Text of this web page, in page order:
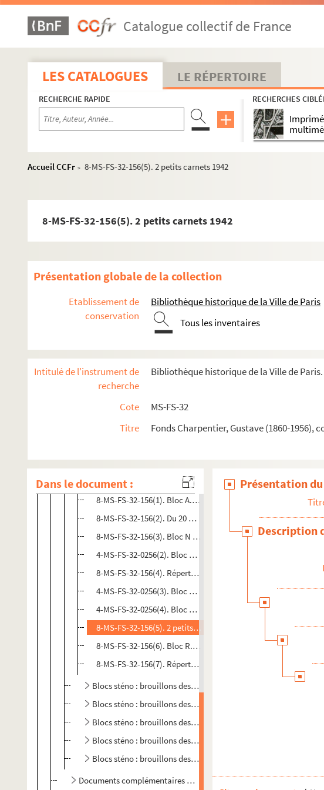
Catalogue collectif de France
LES CATALOGUES LE RÉPERTOIRE
RECHERCHE RAPIDE RECHERCHES
Accueil CCFr > 8-MS-FS-32-156(5). 2 petits carnets 1942
8-MS-FS-32-156(5). 2 petits carnets 1942
Présentation globale de la collection
Etablissement de
conservation
Bibliothèque historique de la Ville de Paris
Tous les inventaires
Intitulé de l'instrument de
recherche
Bibliothèque historique de la Ville de
Cote
MS-FS-32
Titre
Fonds Charpentier, Gustave (1860-1956),
Dans le document :
Cantate du Prix du Rome : Didon (1887)
Impressions d'Italie (1889)
Poèmes chantés (1895)
Impression de voyage : Munich (1910)
Réflexions sur la musique
Début des Mémoires
Jeunesse
Villa Médicis
Retour à Paris
Blocs sténo : brouillons des Mémoires (1930-1944)
4-MS-FS-32-0256(1). Blocs sténo : brouillons des Mémoires
8-MS-FS-32-156(1). Bloc A. 1930
8-MS-FS-32-156(2). Du 20 mai 1932 au 17 juin 1932
8-MS-FS-32-156(3). Bloc N mauve. Juillet 1939
4-MS-FS-32-0256(2). Bloc O bis
8-MS-FS-32-156(4). Répertoire 1940
4-MS-FS-32-0256(3). Bloc G. 1940 / 1941
4-MS-FS-32-0256(4). Bloc K jaune. 1942
8-MS-FS-32-156(5). 2 petits carnets 1942
8-MS-FS-32-156(6). Bloc R. 1943
8-MS-FS-32-156(7). Répertoire
Blocs sténo : brouillons des Mémoires (1944-1948)
Blocs sténo : brouillons des Mémoires (1950)
Blocs sténo : brouillons des Mémoires (1950-1953)
Blocs sténo : brouillons des Mémoires (sans date)
Blocs sténo : brouillons des Mémoires (sans date et blocs nuls)
Documents complémentaires pour Mémoires
Présentation
Description